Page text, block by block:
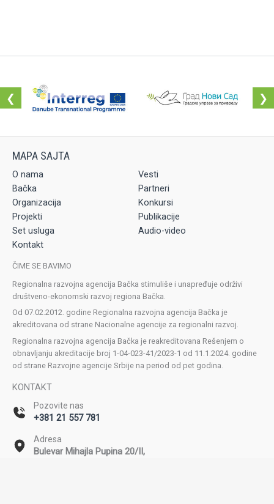
❮ ❯
O nama
Vesti
Bačka
Partneri
Organizacija
Konkursi
Projekti
Publikacije
Set usluga
Audio-video
Kontakt
ČIME SE BAVIMO
Regionalna razvojna agencija Bačka stimuliše i unapređuje održivi
društveno-ekonomski razvoj regiona Bačka.
Od 07.02.2012. godine Regionalna razvojna agencija Bačka je
akreditovana od strane Nacionalne agencije za regionalni razvoj.
Regionalna razvojna agencija Bačka je reakreditovana Rešenjem o
obnavljanju akreditacije broj 1-04-023-41/2023-1 od 11.1.2024. godine
od strane Razvojne agencije Srbije na period od pet godina.
KONTAKT
Pozovite nas
+381 21 557 781
Adresa
Bulevar Mihajla Pupina 20/II,